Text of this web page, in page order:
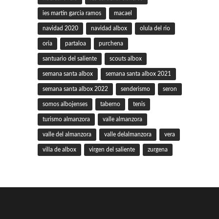
ies martin garcia ramos macael
navidad 2020 navidad albox olula del rio
oria partaloa purchena
santuario del saliente scouts albox
semana santa albox semana santa albox 2021
semana santa albox 2022 senderismo seron
somos albojenses taberno tenis
turismo almanzora valle almanzora
valle del almanzora valle delalmanzora vera
villa de albox virgen del saliente zurgena